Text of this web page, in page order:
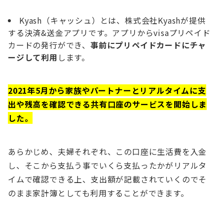
Kyash（キャッシュ）とは、株式会社Kyashが提供
する決済&送金アプリです。アプリからvisaプリペイド
カードの発行ができ、 事前にプリペイドカードにチャ
ージして利用 します。
2021年5月から家族やパートナーとリアルタイムに支
出や残高を確認できる共有口座のサービスを開始しま
した。
あらかじめ、夫婦それぞれ、この口座に生活費を入金
し、そこから支払う事でいくら支払ったかがリアルタ
イムで確認できる上、支出額が記載されていくのでそ
のまま家計簿としても利用することができます。